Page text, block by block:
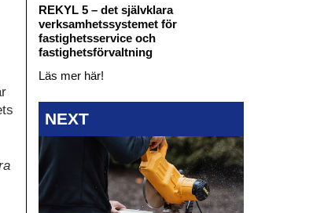
REKYL 5 – det självklara
verksamhetssystemet för
fastighetsservice och
fastighetsförvaltning
Läs mer här!
NEXT